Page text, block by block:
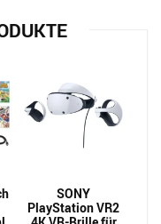
SONY
PlayStation VR2